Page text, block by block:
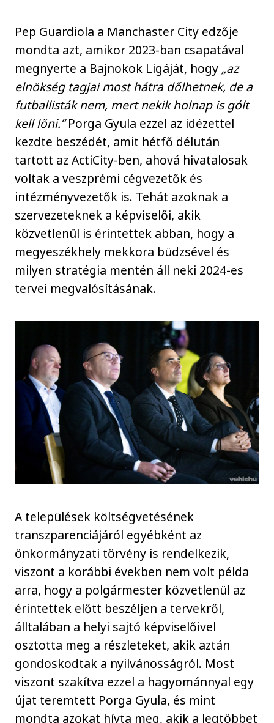
Pep Guardiola a Manchaster City edzője
mondta azt, amikor 2023-ban csapatával
megnyerte a Bajnokok Ligáját, hogy „az
elnökség tagjai most hátra dőlhetnek, de a
futballisták nem, mert nekik holnap is gólt
kell lőni.”Porga Gyula ezzel az idézettel
kezdte beszédét, amit hétfő délután
tartott az ActiCity-ben, ahová hivatalosak
voltak a veszprémi cégvezetők és
intézményvezetők is. Tehát azoknak a
szervezeteknek a képviselői, akik
közvetlenül is érintettek abban, hogy a
megyeszékhely mekkora büdzsével és
milyen stratégia mentén áll neki 2024-es
tervei megvalósításának.
A települések költségvetésének
transzparenciájáról egyébként az
önkormányzati törvény is rendelkezik,
viszont a korábbi években nem volt példa
arra, hogy a polgármester közvetlenül az
érintettek előtt beszéljen a tervekről,
álltalában a helyi sajtó képviselőivel
osztotta meg a részleteket, akik aztán
gondoskodtak a nyilvánosságról. Most
viszont szakítva ezzel a hagyománnyal egy
újat teremtett Porga Gyula, és mint
mondta azokat hívta meg, akik a legtöbbet